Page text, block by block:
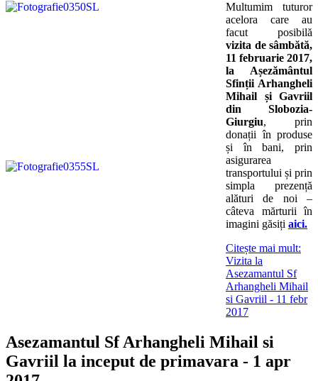
Multumim tuturor
acelora care au
facut posibilă
vizita de sâmbătă,
11 februarie 2017,
la Așezământul
Sfinții Arhangheli
Mihail și Gavriil
din Slobozia-
Giurgiu, prin
donații în produse
și în bani, prin
asigurarea
transportului și prin
simpla prezență
alături de noi –
câteva mărturii în
imagini găsiți aici.
Citește mai mult:
Vizita la
Asezamantul Sf
Arhangheli Mihail
si Gavriil - 11 febr
2017
Asezamantul Sf Arhangheli Mihail si
Gavriil la inceput de primavara - 1 apr